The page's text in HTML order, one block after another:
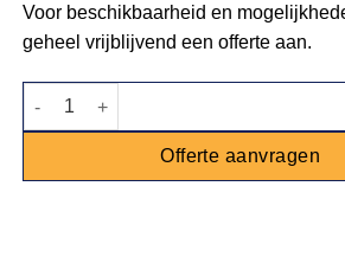
Voor beschikbaarheid en
geheel vrijblijvend een offerte aan.
Suikerspinmachine incl. 100 porties
Offerte aanvragen